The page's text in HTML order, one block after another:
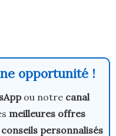
opportunité !
ou notre canal
meilleures offres
conseils personnalisés